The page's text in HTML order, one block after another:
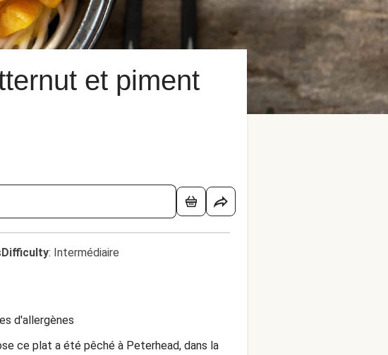
et piment
Difficulty: Intermédiaire
d'allergènes
ce plat a été pêché à Peterhead, dans la